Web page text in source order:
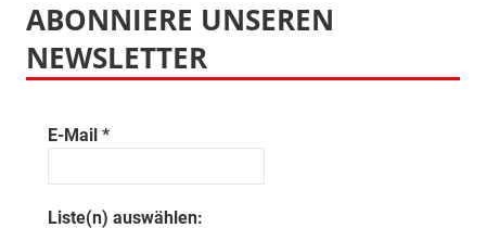
ABONNIERE UNSEREN
NEWSLETTER
E-Mail *
Liste(n) auswählen: